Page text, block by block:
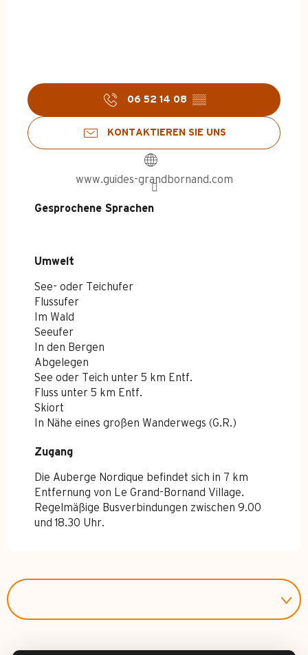
06 52 14 08 ▒▒
KONTAKTIEREN SIE UNS
www.guides-grandbornand.com
Gesprochene Sprachen
Gesprochene Sprachen
Umwelt
Umwelt
See- oder Teichufer
Flussufer
Im Wald
Seeufer
In den Bergen
Abgelegen
See oder Teich unter 5 km Entf.
Fluss unter 5 km Entf.
Skiort
In Nähe eines großen Wanderwegs (G.R.)
Zugang
Zugang
Die Auberge Nordique befindet sich in 7 km
Entfernung von Le Grand-Bornand Village.
Regelmäßige Busverbindungen zwischen 9.00
und 18.30 Uhr.